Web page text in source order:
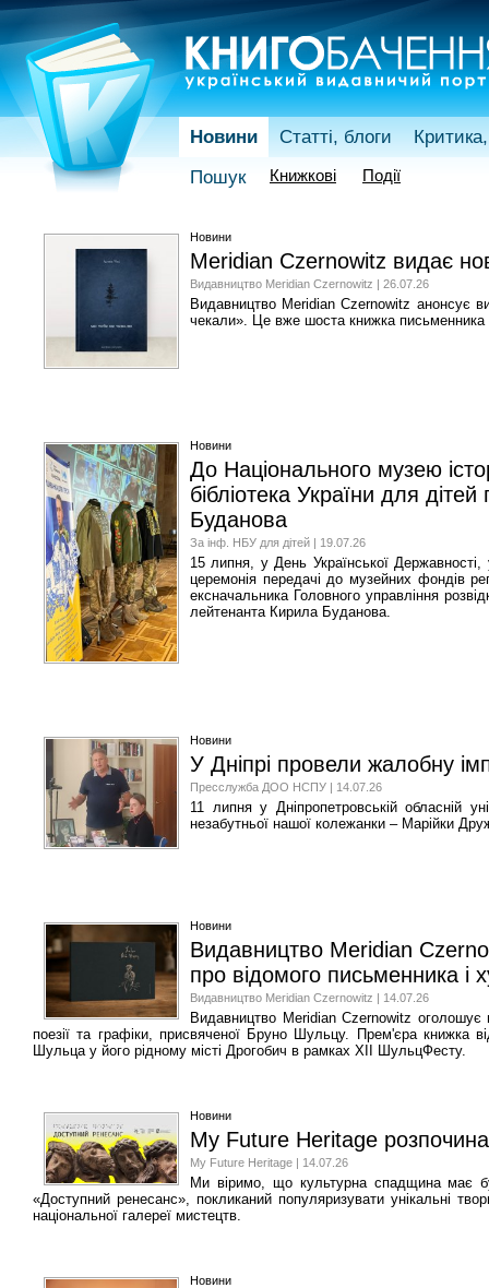
Новини Статті, блоги
Критика,
Пошук
Книжкові Події
Новини
Meridian Czernowitz видає
Видавництво Meridian Czernowitz | 26.07.26
Видавництво Meridian Czernowitz анонсує
чекали». Це вже шоста книжка письменника
Новини
До Національного музею
бібліотека України для
Буданова
За інф. НБУ для дітей | 19.07.26
15 липня, у День Української Державності,
церемонія передачі до музейних фондів
ексначальника Головного управління
лейтенанта Кирила Буданова.
Новини
У Дніпрі провели жалобну
Пресслужба ДОО НСПУ | 14.07.26
11 липня у Дніпропетровській обласній
незабутньої нашої колежанки – Марійки
Новини
Видавництво Meridian
про відомого письменника
Видавництво Meridian Czernowitz | 14.07.26
Видавництво Meridian Czernowitz
поезії та графіки, присвяченої Бруно Шульцу. Прем'єра книжка
Шульца у його рідному місті Дрогобич в рамках XII ШульцФесту.
Новини
My Future Heritage
My Future Heritage | 14.07.26
Ми віримо, що культурна спадщина має
«Доступний ренесанс», покликаний популяризувати унікальні
національної галереї мистецтв.
Новини